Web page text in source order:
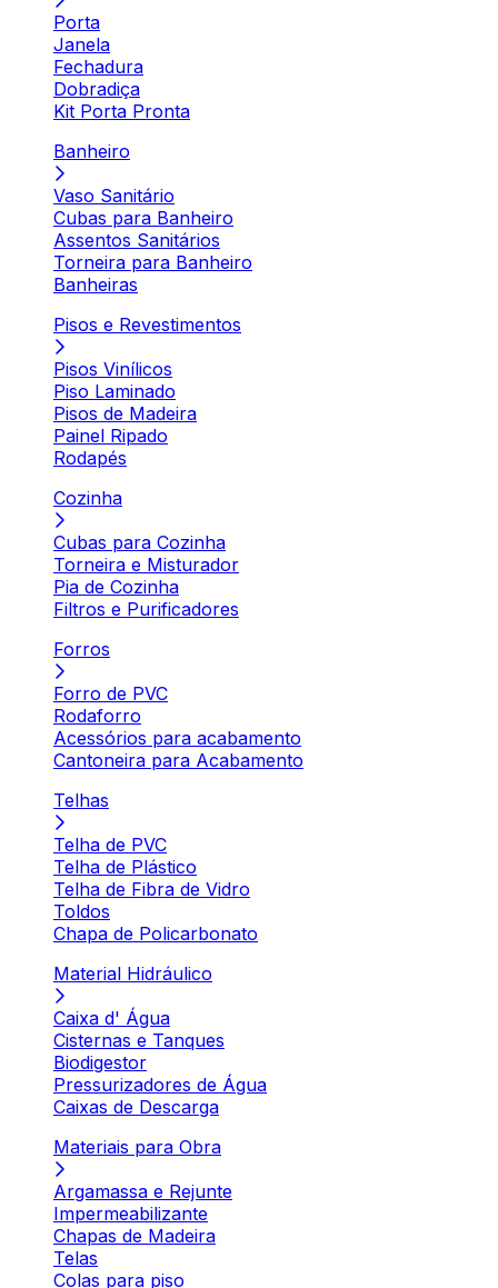
Porta
Janela
Fechadura
Dobradiça
Kit Porta Pronta
Banheiro
Vaso Sanitário
Cubas para Banheiro
Assentos Sanitários
Torneira para Banheiro
Banheiras
Pisos e Revestimentos
Pisos Vinílicos
Piso Laminado
Pisos de Madeira
Painel Ripado
Rodapés
Cozinha
Cubas para Cozinha
Torneira e Misturador
Pia de Cozinha
Filtros e Purificadores
Forros
Forro de PVC
Rodaforro
Acessórios para acabamento
Cantoneira para Acabamento
Telhas
Telha de PVC
Telha de Plástico
Telha de Fibra de Vidro
Toldos
Chapa de Policarbonato
Material Hidráulico
Caixa d' Água
Cisternas e Tanques
Biodigestor
Pressurizadores de Água
Caixas de Descarga
Materiais para Obra
Argamassa e Rejunte
Impermeabilizante
Chapas de Madeira
Telas
Colas para piso